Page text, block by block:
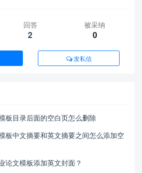
回答
2
被采纳
0
发私信
板目录后面的空白页怎么删除
板中文摘要和英文摘要之间怎么添加空
论文模板添加英文封面？